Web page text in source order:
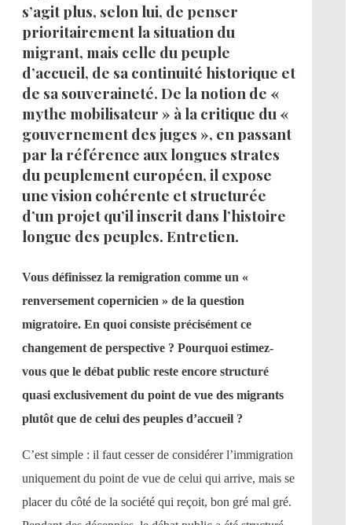
s’agit plus, selon lui, de penser
prioritairement la situation du
migrant, mais celle du peuple
d’accueil, de sa continuité historique et
de sa souveraineté. De la notion de «
mythe mobilisateur » à la critique du «
gouvernement des juges », en passant
par la référence aux longues strates
du peuplement européen, il expose
une vision cohérente et structurée
d’un projet qu’il inscrit dans l’histoire
longue des peuples. Entretien.
Vous définissez la remigration comme un «
renversement copernicien » de la question
migratoire. En quoi consiste précisément ce
changement de perspective ? Pourquoi estimez-
vous que le débat public reste encore structuré
quasi exclusivement du point de vue des migrants
plutôt que de celui des peuples d’accueil ?
C’est simple : il faut cesser de considérer l’immigration
uniquement du point de vue de celui qui arrive, mais se
placer du côté de la société qui reçoit, bon gré mal gré.